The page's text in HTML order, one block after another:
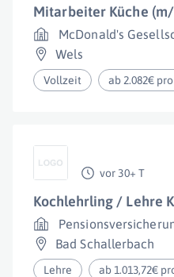
Mitarbeiter Küche
McDonald's
Wels
Vollzeit ab 2.082€
vor 30+ T
Kochlehrling / Lehre
Bad Schallerbach
Lehre ab 1.013,72€